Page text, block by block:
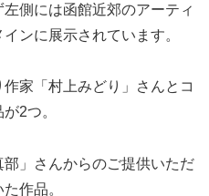
側には函館近郊のアーティ
ンに展示されています。
家「村上みどり」さんとコ
2つ。
」さんからのご提供いただ
作品。